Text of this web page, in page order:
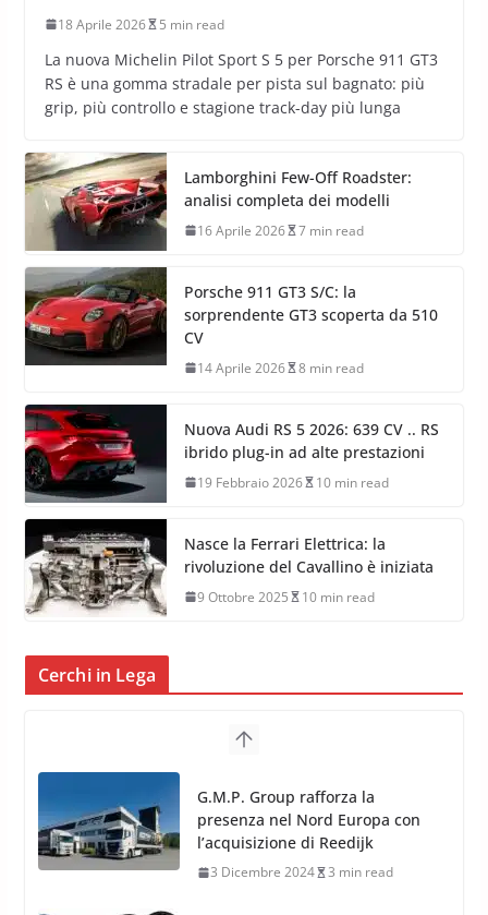
18 Aprile 2026 5 min read
La nuova Michelin Pilot Sport S 5 per Porsche 911 GT3
RS è una gomma stradale per pista sul bagnato: più
grip, più controllo e stagione track-day più lunga
Lamborghini Few-Off Roadster:
analisi completa dei modelli
16 Aprile 2026 7 min read
Porsche 911 GT3 S/C: la
sorprendente GT3 scoperta da 510
CV
14 Aprile 2026 8 min read
Nuova Audi RS 5 2026: 639 CV .. RS
ibrido plug-in ad alte prestazioni
19 Febbraio 2026 10 min read
Nasce la Ferrari Elettrica: la
rivoluzione del Cavallino è iniziata
9 Ottobre 2025 10 min read
Cerchi in Lega
G.M.P. Group rafforza la
presenza nel Nord Europa con
l’acquisizione di Reedijk
3 Dicembre 2024 3 min read